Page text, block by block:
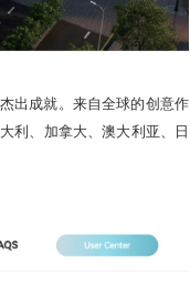
出成就。来自全球的创意作
利、加拿大、澳大利亚、日